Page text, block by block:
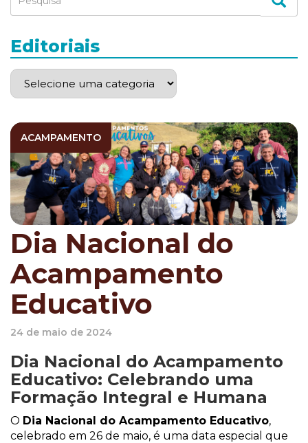
ACAMPAMENTO
Dia Nacional do
Acampamento
Educativo
24 de maio de 2024
Dia Nacional do Acampamento
Educativo: Celebrando uma
Formação Integral e Humana
O Dia Nacional do Acampamento Educativo,
celebrado em 26 de maio, é uma data especial que
Editoriais